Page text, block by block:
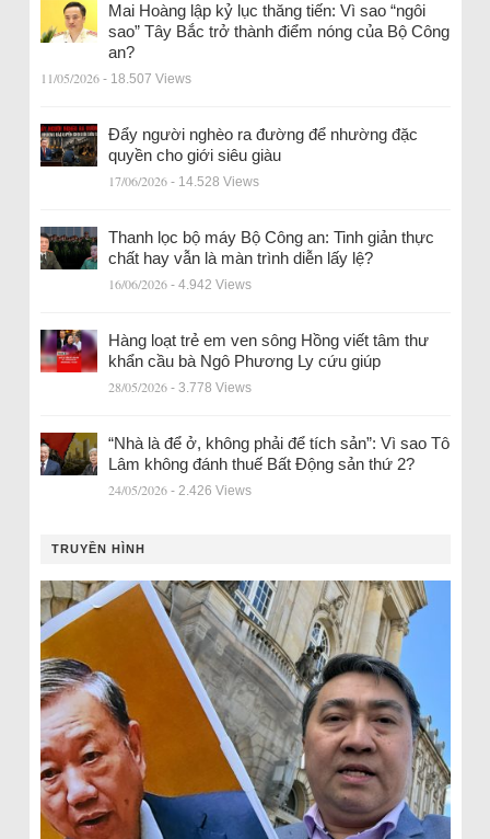
Mai Hoàng lập kỷ lục thăng tiến: Vì sao “ngôi
sao” Tây Bắc trở thành điểm nóng của Bộ Công
an?
11/05/2026 - 18.507 Views
Đẩy người nghèo ra đường để nhường đặc
quyền cho giới siêu giàu
17/06/2026 - 14.528 Views
Thanh lọc bộ máy Bộ Công an: Tinh giản thực
chất hay vẫn là màn trình diễn lấy lệ?
16/06/2026 - 4.942 Views
Hàng loạt trẻ em ven sông Hồng viết tâm thư
khẩn cầu bà Ngô Phương Ly cứu giúp
28/05/2026 - 3.778 Views
“Nhà là để ở, không phải để tích sản”: Vì sao Tô
Lâm không đánh thuế Bất Động sản thứ 2?
24/05/2026 - 2.426 Views
TRUYỀN HÌNH